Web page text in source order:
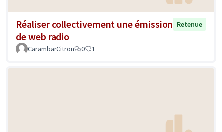
Réaliser collectivement une émission
de web radio
Retenue
CarambarCitron 0 1